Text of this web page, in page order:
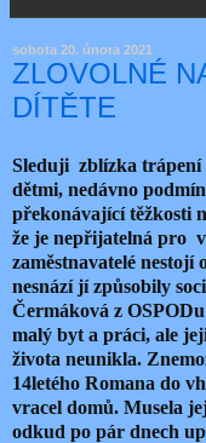
sobota 20. února 2021
ZLOVOLNÉ
DÍTĚTE
Sleduji zblízka trápení
dětmi, nedávno
překonávající těžkosti
že je nepřijatelná pro
zaměstnavatelé
nesnází jí způsobily
Čermáková z
malý byt a práci, ale
života neunikla.
14letého Romana do
vracel domů. Musela
odkud po pár dnech